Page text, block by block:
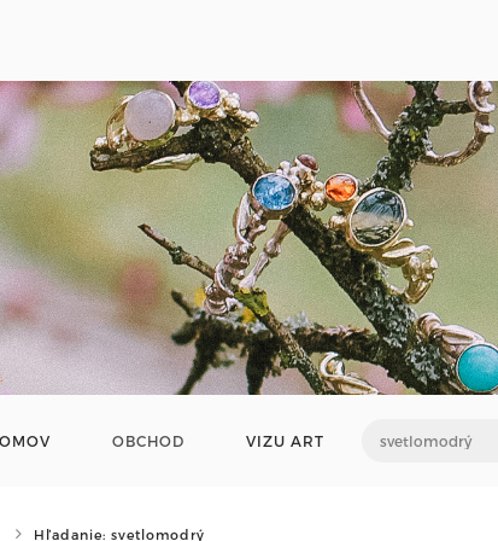
OBCHOD VIZU ART
Hľadanie: svetlomodrý